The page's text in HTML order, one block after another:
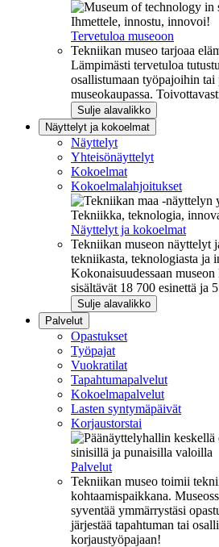
Ihmettele, innostu, innovoi!
Tervetuloa museoon
Tekniikan museo tarjoaa
Lämpimästi tervetuloa
osallistumaan työpajoihin tai
museokaupassa.
Sulje alavalikko
Näyttelyt ja kokoelmat
Näyttelyt
Yhteisönäyttelyt
Kokoelmat
Kokoelmalahjoitukset
Tekniikka, teknologia,
Näyttelyt ja kokoelmat
Tekniikan museon näyttelyt
tekniikasta, teknologiasta ja
Kokonaisuudessaan
sisältävät 18 700 esinettä ja
Sulje alavalikko
Palvelut
Opastukset
Työpajat
Vuokratilat
Tapahtumapalvelut
Kokoelmapalvelut
Lasten syntymäpäivät
Korjaustorstai
Palvelut
Tekniikan museo toimii
kohtaamispaikkana.
syventää ymmärrystäsi
järjestää tapahtuman tai
korjaustyöpajaan!